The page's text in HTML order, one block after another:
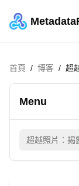
首頁 / 博客 / 超
Menu
超越照片：揭